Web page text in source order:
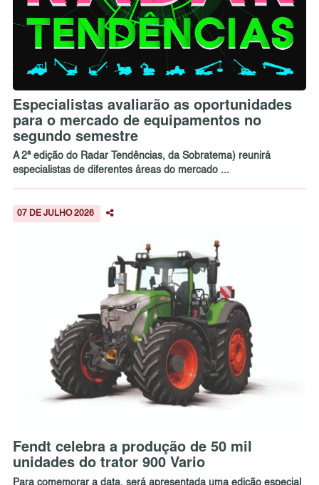
Especialistas avaliarão as oportunidades
para o mercado de equipamentos no
segundo semestre
A 2ª edição do Radar Tendências, da Sobratema) reunirá
especialistas de diferentes áreas do mercado ...
07 DE JULHO 2026
Fendt celebra a produção de 50 mil
unidades do trator 900 Vario
Para comemorar a data, será apresentada uma edição especial